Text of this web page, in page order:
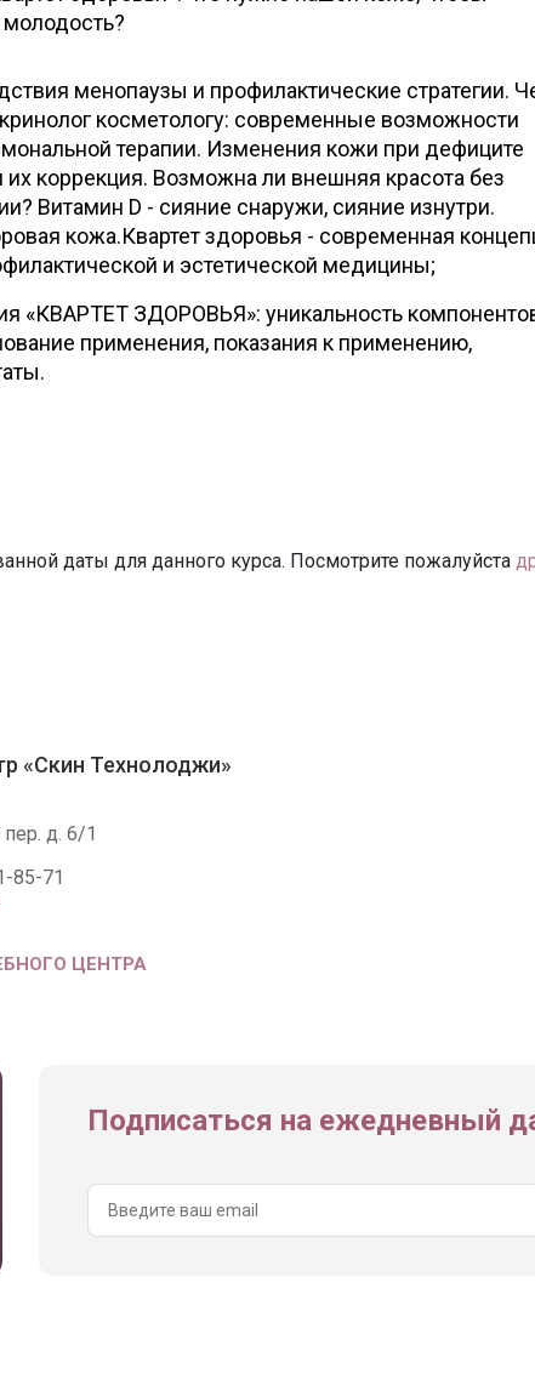
менопаузы и профилактические стратегии.
косметологу: современные возможности
терапии. Изменения кожи при дефиците
коррекция. Возможна ли внешняя красота без
Витамин D - сияние снаружи, сияние изнутри.
кожа.Квартет здоровья - современная
и эстетической медицины;
«КВАРТЕТ ЗДОРОВЬЯ»: уникальность
применения, показания к применению,
даты для данного курса. Посмотрите пожалуйста
«Скин Технолоджи»
д. 6/1
85-71
ЦЕНТРА
Подписаться на ежедневный